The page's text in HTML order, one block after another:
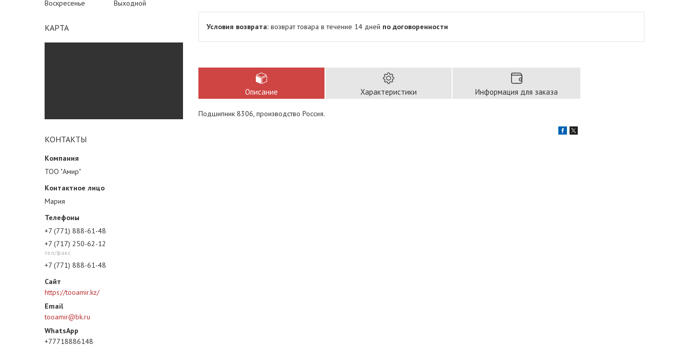
Воскресенье
Выходной
КАРТА
КОНТАКТЫ
ТОО "Амир"
Мария
+7 (771) 888-61-48
+7 (717) 250-62-12
тел/факс
+7 (771) 888-61-48
https://tooamir.kz/
tooamir@bk.ru
+77718886148
возврат товара в течение 14 дней по договоренности
Описание Характеристики Информация для заказа
Подшипник 8306, производство Россия.